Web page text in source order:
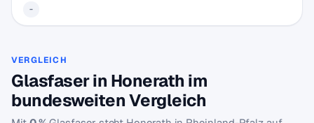
-
VERGLEICH
Glasfaser in Honerath im
bundesweiten Vergleich